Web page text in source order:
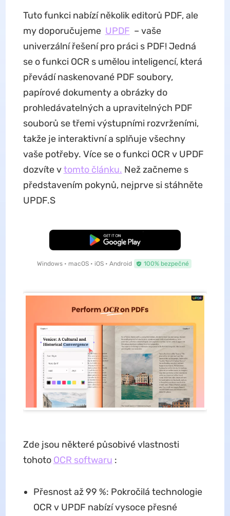
Tuto funkci nabízí několik editorů PDF, ale
my doporučujeme UPDF – vaše
univerzální řešení pro práci s PDF! Jedná
se o funkci OCR s umělou inteligencí, která
převádí naskenované PDF soubory,
papírové dokumenty a obrázky do
prohledávatelných a upravitelných PDF
souborů se třemi výstupními rozvrženími,
takže je interaktivní a splňuje všechny
vaše potřeby. Více se o funkci OCR v UPDF
dozvíte vtomto článku. Než začneme s
představením pokynů, nejprve si stáhněte
UPDF.S
Bezplatné stažení
Windows • macOS • iOS • Android 100% bezpečné
Zde jsou některé působivé vlastnosti
tohoto OCR softwaru :
Přesnost až 99 %: Pokročilá technologie
OCR v UPDF nabízí vysoce přesné